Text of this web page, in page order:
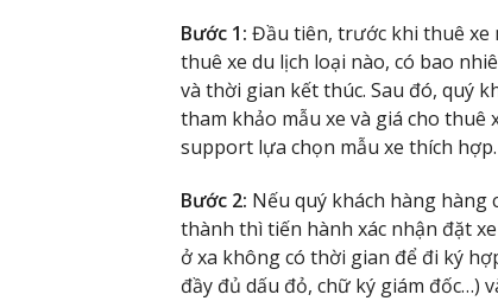
Bước 1: Đầu tiên, trước khi thuê xe
thuê xe du lịch loại nào, có bao
và thời gian kết thúc. Sau đó, quý
tham khảo mẫu xe và giá cho thuê
support lựa chọn mẫu xe thích hợp.
Bước 2: Nếu quý khách hàng hàng
thành thì tiến hành xác nhận đặt
ở xa không có thời gian để đi ký
đầy đủ dấu đỏ, chữ ký giám đốc…)